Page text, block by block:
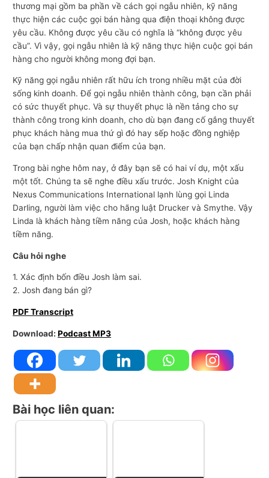
thương mại gồm ba phần về cách gọi ngẫu nhiên, kỹ năng
thực hiện các cuộc gọi bán hàng qua điện thoại không được
yêu cầu. Không được yêu cầu có nghĩa là “không được yêu
cầu”. Vì vậy, gọi ngẫu nhiên là kỹ năng thực hiện cuộc gọi bán
hàng cho người không mong đợi bạn.
Kỹ năng gọi ngẫu nhiên rất hữu ích trong nhiều mặt của đời
sống kinh doanh. Để gọi ngẫu nhiên thành công, bạn cần phải
có sức thuyết phục. Và sự thuyết phục là nền tảng cho sự
thành công trong kinh doanh, cho dù bạn đang cố gắng thuyết
phục khách hàng mua thứ gì đó hay sếp hoặc đồng nghiệp
của bạn chấp nhận quan điểm của bạn.
Trong bài nghe hôm nay, ở đây bạn sẽ có hai ví dụ, một xấu
một tốt. Chúng ta sẽ nghe điều xấu trước. Josh Knight của
Nexus Communications International lạnh lùng gọi Linda
Darling, người làm việc cho hãng luật Drucker và Smythe. Vậy
Linda là khách hàng tiềm năng của Josh, hoặc khách hàng
tiềm năng.
Câu hỏi nghe
1. Xác định bốn điều Josh làm sai.
2. Josh đang bán gì?
PDF Transcript
Download:Podcast MP3
Bài học liên quan:
ạ
i